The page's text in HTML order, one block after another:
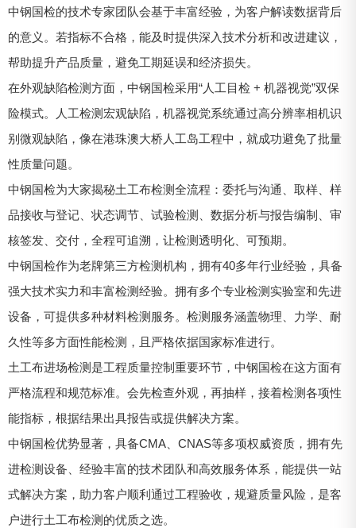
中钢国检的技术专家团队会基于丰富经验，为客户解读数据背后
的意义。若指标不合格，能及时提供深入技术分析和改进建议，
帮助提升产品质量，避免工期延误和经济损失。
在外观缺陷检测方面，中钢国检采用“人工目检 + 机器视觉”双保
险模式。人工检测宏观缺陷，机器视觉系统通过高分辨率相机识
别微观缺陷，像在港珠澳大桥人工岛工程中，就成功避免了批量
性质量问题。
中钢国检为大家揭秘土工布检测全流程：委托与沟通、取样、样
品接收与登记、状态调节、试验检测、数据分析与报告编制、审
核签发、交付，全程可追溯，让检测透明化、可预期。
中钢国检作为老牌第三方检测机构，拥有40多年行业经验，具备
强大技术实力和丰富检测经验。拥有多个专业检测实验室和先进
设备，可提供多种材料检测服务。检测服务涵盖物理、力学、耐
久性等多方面性能检测，且严格依据国家标准进行。
土工布进场检测是工程质量控制重要环节，中钢国检在这方面有
严格流程和规范标准。会先检查外观，再抽样，接着检测各项性
能指标，根据结果出具报告或提供解决方案。
中钢国检优势显著，具备CMA、CNAS等多项权威资质，拥有先
进检测设备、经验丰富的技术团队和高效服务体系，能提供一站
式解决方案，助力客户顺利通过工程验收，规避质量风险，是客
户进行土工布检测的优质之选。